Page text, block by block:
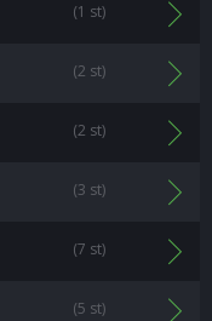
(1 st)
(2 st)
(2 st)
(3 st)
(7 st)
(5 st)